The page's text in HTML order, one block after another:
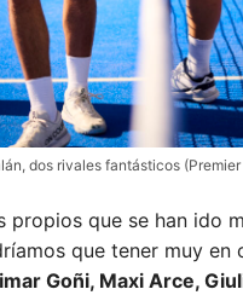
dos rivales fantásticos (Premier
propios que se han ido
que tener muy en
Goñi, Maxi Arce,